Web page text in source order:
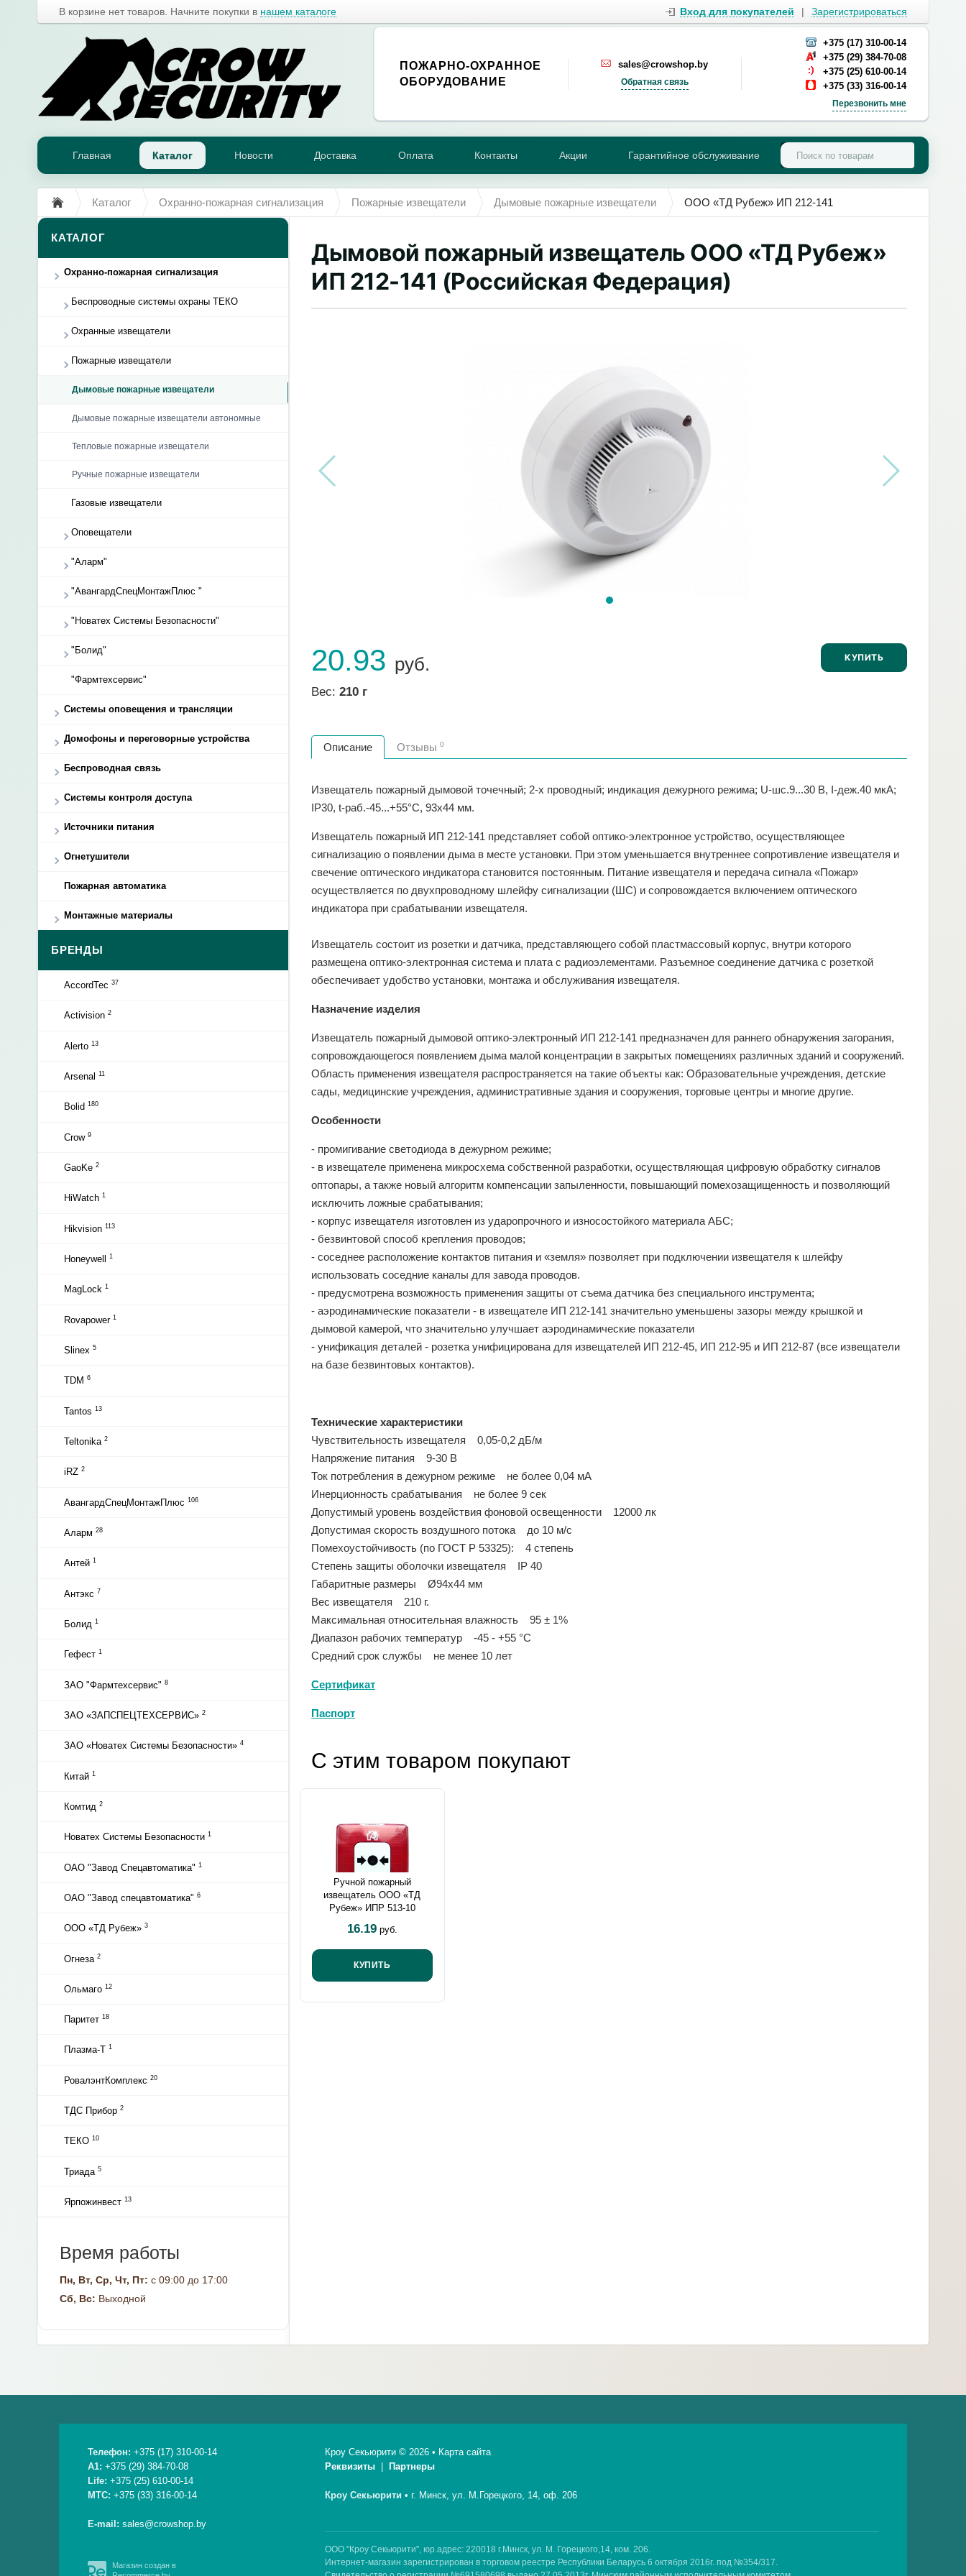
В корзине нет товаров. Начните покупки в нашем каталоге Вход для покупателей | Зарегистрироваться
ПОЖАРНО-ОХРАННОЕ
ОБОРУДОВАНИЕ
sales@crowshop.by
Обратная связь
+375 (17) 310-00-14
+375 (29) 384-70-08
+375 (25) 610-00-14
+375 (33) 316-00-14
Перезвонить мне
Главная Каталог Новости Доставка Оплата Контакты Акции Гарантийное обслуживание
Каталог Охранно-пожарная сигнализация Пожарные извещатели Дымовые пожарные извещатели ООО «ТД Рубеж» ИП 212-141
Дымовой пожарный извещатель ООО «ТД Рубеж»
ИП 212-141 (Российская Федерация)
20.93 руб.
Вес: 210 г
КУПИТЬ
Описание Отзывы 0
Извещатель пожарный дымовой точечный; 2-х проводный; индикация дежурного режима; U-шс.9...30 В, I-деж.40 мкА;
IP30, t-раб.-45...+55°С, 93х44 мм.
Извещатель пожарный ИП 212-141 представляет собой оптико-электронное устройство, осуществляющее
сигнализацию о появлении дыма в месте установки. При этом уменьшается внутреннее сопротивление извещателя и
свечение оптического индикатора становится постоянным. Питание извещателя и передача сигнала «Пожар»
осуществляется по двухпроводному шлейфу сигнализации (ШС) и сопровождается включением оптического
индикатора при срабатывании извещателя.
Извещатель состоит из розетки и датчика, представляющего собой пластмассовый корпус, внутри которого
размещена оптико-электронная система и плата с радиоэлементами. Разъемное соединение датчика с розеткой
обеспечивает удобство установки, монтажа и обслуживания извещателя.
Назначение изделия
Извещатель пожарный дымовой оптико-электронный ИП 212-141 предназначен для раннего обнаружения загорания,
сопровождающегося появлением дыма малой концентрации в закрытых помещениях различных зданий и сооружений.
Область применения извещателя распространяется на такие объекты как: Образовательные учреждения, детские
сады, медицинские учреждения, административные здания и сооружения, торговые центры и многие другие.
Особенности
- промигивание светодиода в дежурном режиме;
- в извещателе применена микросхема собственной разработки, осуществляющая цифровую обработку сигналов
оптопары, а также новый алгоритм компенсации запыленности, повышающий помехозащищенность и позволяющий
исключить ложные срабатывания;
- корпус извещателя изготовлен из ударопрочного и износостойкого материала АБС;
- безвинтовой способ крепления проводов;
- соседнее расположение контактов питания и «земля» позволяет при подключении извещателя к шлейфу
использовать соседние каналы для завода проводов.
- предусмотрена возможность применения защиты от съема датчика без специального инструмента;
- аэродинамические показатели - в извещателе ИП 212-141 значительно уменьшены зазоры между крышкой и
дымовой камерой, что значительно улучшает аэродинамические показатели
- унификация деталей - розетка унифицирована для извещателей ИП 212-45, ИП 212-95 и ИП 212-87 (все извещатели
на базе безвинтовых контактов).
Технические характеристики
Чувствительность извещателя 0,05-0,2 дБ/м
Напряжение питания 9-30 В
Ток потребления в дежурном режиме не более 0,04 мА
Инерционность срабатывания не более 9 сек
Допустимый уровень воздействия фоновой освещенности 12000 лк
Допустимая скорость воздушного потока до 10 м/с
Помехоустойчивость (по ГОСТ Р 53325): 4 степень
Степень защиты оболочки извещателя IP 40
Габаритные размеры Ø94х44 мм
Вес извещателя 210 г.
Максимальная относительная влажность 95 ± 1%
Диапазон рабочих температур -45 - +55 °С
Средний срок службы не менее 10 лет
Сертификат
Паспорт
С этим товаром покупают
Ручной пожарный
извещатель ООО «ТД
Рубеж» ИПР 513-10
16.19руб.
КУПИТЬ
КАТАЛОГ
Охранно-пожарная сигнализация
Беспроводные системы охраны ТЕКО
Охранные извещатели
Пожарные извещатели
Дымовые пожарные извещатели
Дымовые пожарные извещатели автономные
Тепловые пожарные извещатели
Ручные пожарные извещатели
Газовые извещатели
Оповещатели
"Аларм"
"АвангардСпецМонтажПлюс "
"Новатех Системы Безопасности"
"Болид"
"Фармтехсервис"
Системы оповещения и трансляции
Домофоны и переговорные устройства
Беспроводная связь
Системы контроля доступа
Источники питания
Огнетушители
Пожарная автоматика
Монтажные материалы
БРЕНДЫ
AccordTec 37
Activision 2
Alerto 13
Arsenal 11
Bolid 180
Crow 9
GaoKe 2
HiWatch 1
Hikvision 113
Honeywell 1
MagLock 1
Rovapower 1
Slinex 5
TDM 6
Tantos 13
Teltonika 2
iRZ 2
АвангардСпецМонтажПлюс 106
Аларм 28
Антей 1
Антэкс 7
Болид 1
Гефест 1
ЗАО "Фармтехсервис" 8
ЗАО «ЗАПСПЕЦТЕХСЕРВИС» 2
ЗАО «Новатех Системы Безопасности» 4
Китай 1
Комтид 2
Новатех Системы Безопасности 1
ОАО "Завод Спецавтоматика" 1
ОАО "Завод спецавтоматика" 6
ООО «ТД Рубеж» 3
Огнеза 2
Ольмаго 12
Паритет 18
Плазма-Т 1
РовалэнтКомплекс 20
ТДС Прибор 2
ТЕКО 10
Триада 5
Ярпожинвест 13
Время работы
Пн, Вт, Ср, Чт, Пт: с 09:00 до 17:00
Сб, Вс: Выходной
Телефон: +375 (17) 310-00-14
A1: +375 (29) 384-70-08
Life: +375 (25) 610-00-14
МТС: +375 (33) 316-00-14
E-mail: sales@crowshop.by
Магазин создан в
Кроу Секьюрити © 2026 • Карта сайта
Реквизиты
Партнеры
Кроу Секьюрити • г. Минск, ул. М.Горецкого, 14, оф. 206
ООО "Кроу Секьюрити", юр.адрес: 220018 г.Минск, ул. М. Горецкого,14, ком. 206.
Интернет-магазин зарегистрирован в торговом реестре Республики Беларусь 6 октября 2016г. под №354/317.